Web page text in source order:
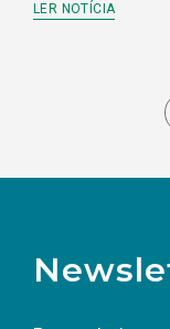
LER NOTÍCIA
mail